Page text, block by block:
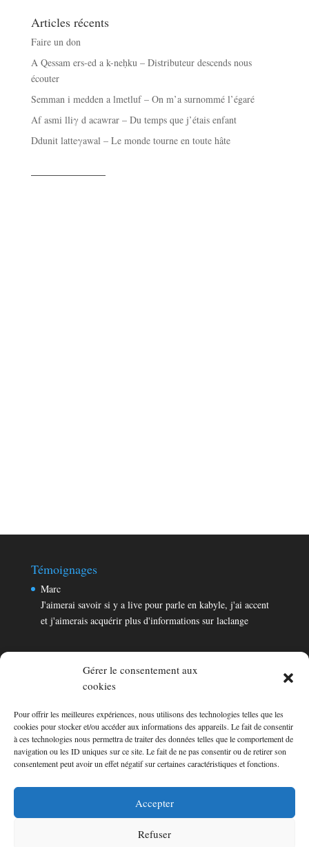
Gérer le consentement aux
cookies
Pour offrir les meilleures expériences, nous utilisons des technologies telles que les
cookies pour stocker et/ou accéder aux informations des appareils. Le fait de consentir
à ces technologies nous permettra de traiter des données telles que le comportement de
navigation ou les ID uniques sur ce site. Le fait de ne pas consentir ou de retirer son
consentement peut avoir un effet négatif sur certaines caractéristiques et fonctions.
Accepter
Refuser
Articles récents
Faire un don
A Qessam ers-ed a k-neḥku – Distributeur descends nous
écouter
Semman i medden a lmetluf – On m’a surnommé l’égaré
Af asmi lliγ d acawrar – Du temps que j’étais enfant
Ddunit latteγawal – Le monde tourne en toute hâte
——————
Témoignages
Marc
J'aimerai savoir si y a live pour parle en kabyle, j'ai accent
et j'aimerais acquérir plus d'informations sur laclange
Témoignages
Marc
J'aimerai savoir si y a live pour parle en kabyle, j'ai accent
et j'aimerais acquérir plus d'informations sur laclange
Consultez les témoignages